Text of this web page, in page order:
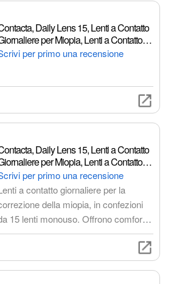
Daily Lens 15, Lenti a Contatto
per Miopia, Lenti a Contatto
e Getta Sicure e Facili da Applicare,
Diottrie -0,75, Confezione da 15 Lenti
per primo una recensione
Daily Lens 15, Lenti a Contatto
per Miopia, Lenti a Contatto
e Getta Sicure e Facili da Applicare,
-3,75, Confezione da 15 Lenti
per primo una recensione
a contatto giornaliere per la
della miopia, in confezioni
15 lenti monouso. Offrono comfort
al design sottile e all'idratazione
costante, ideali per chi cerca praticità e
senza manutenzione. Perfette